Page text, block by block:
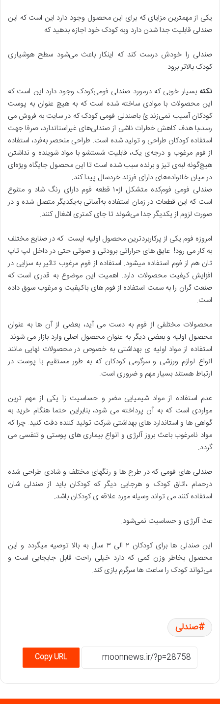
یکی از مهمترین مزایای که برای این محصول وجود دارد این است که این
صندلی قابلیت جدا شدن دارد وبه کودک خود اجازه بدهید که
صندلی را خودش درست کند که اینکار باعث می‌شود سطح هوشیاری
کودک بالاتر برود.
نکته بسیار خوبی که درمورد صندلی فومی‌کودک وجود دارد این است که
این محصولات با موادی ساخته شده است که به هیچ عنوان به پوست
کودکان آسیب نمی‌زند ئ باصندلی فومی کودک که در سایت به فروش می
رسد،با هدف کاهش خطرات ناشی از صندلی‌های غیراستاندارد، صرفا جهت
استفاده کودکان طراحی و تولید شده‌ است. طراحی منحصر به‌فرد، استفاده
از فوم مرغوب و درجه‌ی یک، قابلیت شستشو با مواد شوینده و نداشتن
هیچ‌گونه لبه‌ی تیز و برنده سبب شده است تا این محصول جایگاه ویژه‌ای
در میان خانواده‌های دارای فرزند خردسال پیدا کند.
صندلی فومی فوم‌کده متشکل از۱۰ قطعه فوم دارای رنگ شاد و متنوع
است که این قطعات در زمان استفاده به‌آسانی به‌یکدیگر متصل شده و در
صورت لزوم از یکدیگر جدا می‌شوند تا جای کمتری اشغال کنند.
امروزه فوم یکی از پرکاربردترین محصول اولیه ایست که در صنایع مختلف
به کار می رود! عایق های حراراتی برودتی و صوتی حتی در داخل لپ تاپ
تان هم از فوم استفاده میشود. استفاده از فوم مرغوب تاثیر به سزایی در
افزایش کیفیت محصولات دارد. اهمیت این موضوع به قدری است که
صنعت گران را به سمت استفاده از فوم های باکیفیت و مرغوب سوق داده
است.
محصولات مختلفی از فوم به دست می آید، بعضی از آن ها به عنوان
محصول اولیه و بعضی دیگر به عنوان محصول اصلی وارد بازار می شوند.
استفاده از مواد اولیه ی بهداشتی به خصوص در محصولات نهایی مانند
انواع لوازم ورزشی و سرگرمی کودکان که به طور مستقیم با پوست در
ارتباط هستند بسیار مهم و ضروری است.
عدم استفاده از مواد شیمیایی مضر و حساسیت زا یکی از مهم ترین
مواردی است که به آن پرداخته می شود، بنابراین حتما هنگام خرید به
گواهی ها و استاندارد های بهداشتی شرکت تولید کننده دقت کنید. چرا که
مواد نامرغوب باعث بروز آلرژی و انواع بیماری های پوستی و تنفسی می
گردد.
صندلی های فومی که در طرح ها و رنگهای مختلف و شادی طراحی شده
درحمام ،اتاق کودک و هرجایی دیگر که کودکان باید از صندلی شان
استفاده کنند می تواند وسیله مورد علاقه ی کودکان باشد.
عث آلرژی و حساسیت نمی‌شود.
این صندلی ها برای کودکان ۲ الی ۳ سال به بالا توصیه میگردد و این
محصول بخاطر وزن کمی که دارد خیلی راحت قابل جابجایی است و
می‌تواند کودک را ساعت ها سرگرم بازی کند.
صندلی
Copy URL